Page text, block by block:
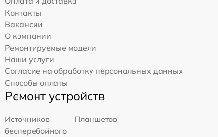
Контакты
Вакансии
О компании
Ремонтируемые модели
Наши услуги
Согласие на обработку персональных данных
Способы оплаты
Ремонт устройств
Источников
бесперебойного
Планшетов